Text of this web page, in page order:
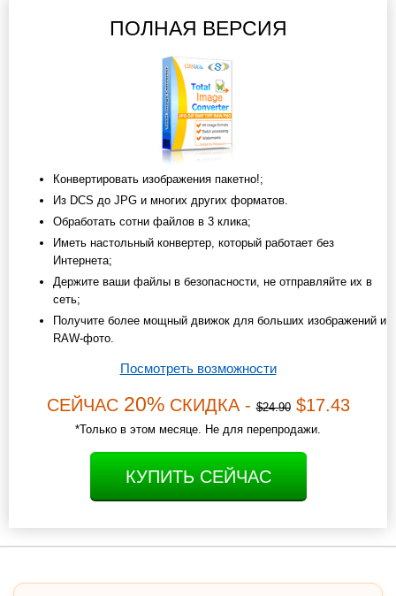
ПОЛНАЯ ВЕРСИЯ
Конвертировать изображения пакетно!;
Из DCS до JPG и многих других форматов.
Обработать сотни файлов в 3 клика;
Иметь настольный конвертер, который работает без
Интернета;
Держите ваши файлы в безопасности, не отправляйте их в
сеть;
Получите более мощный движок для больших изображений и
RAW-фото.
Посмотреть возможности
СЕЙЧАС 20%СКИДКА -$24.90$17.43
*Только в этом месяце. Не для перепродажи.
КУПИТЬ СЕЙЧАС